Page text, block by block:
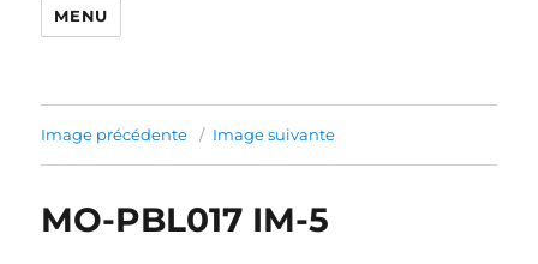
MENU
Image précédente Image suivante
MO-PBL017 IM-5